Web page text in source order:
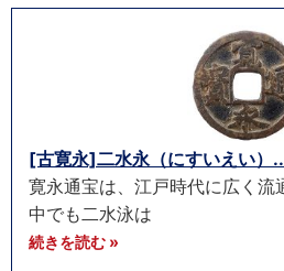
[古寛永]二水永（にすいえい）
寛永通宝は、江戸時代に広く流
中でも二水泳は
続きを読む »